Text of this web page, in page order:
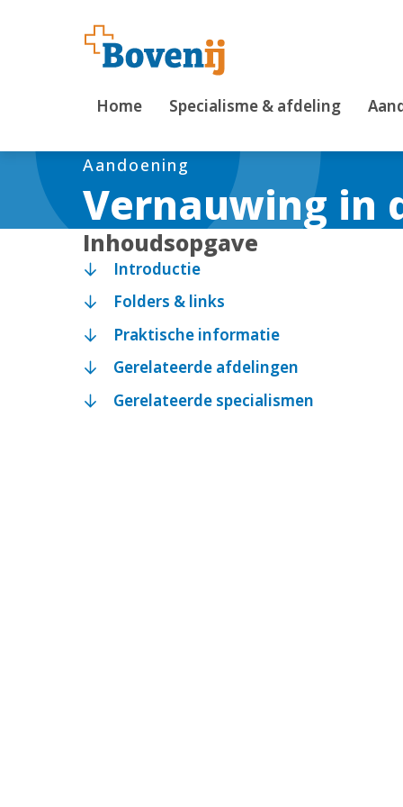
Home Specialisme & afdeling
Vernauwing in
Aandoening
Inhoudsopgave
Introductie
Folders & links
Praktische informatie
Gerelateerde afdelingen
Gerelateerde specialismen